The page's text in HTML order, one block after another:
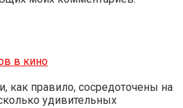
в кино
как правило, сосредоточены на
удивительных